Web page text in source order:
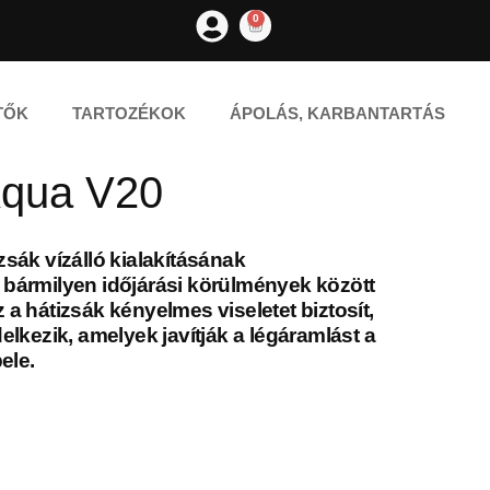
0
TARTOZÉKOK ÁPOLÁS, KARBANTARTÁS
V20
vízálló kialakításának
időjárási körülmények között
hátizsák kényelmes viseletet biztosít,
amelyek javítják a légáramlást a